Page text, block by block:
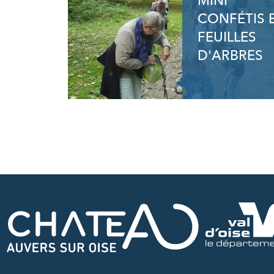
CONFÉTIS
FEUILLES
D'ARBRES